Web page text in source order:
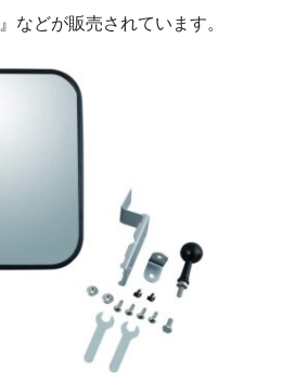
』などが販売されています。